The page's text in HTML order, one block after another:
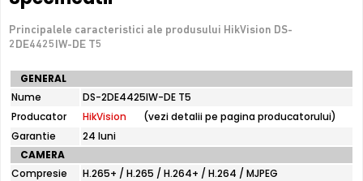
Fara microfon/difuzor — nu inregistreaza audio
e-Camere.ro recomanda acest produs pentru:
perimetre mari: curti, depozite, spatii industriale;
instalari profesionale cu cablare UTP structurata.
Principalele caracteristici ale produsului HikVision DS-
2DE4425IW-DE T5
Specificatii
tehnice
HikVision
DS-
2DE4425IW-
DE
T5
GENERAL
Nume
DS-2DE4425IW-DE T5
Producator
HikVision
(vezi detalii pe pagina producatorului)
Garantie
24 luni
CAMERA
Compresie
H.265+ / H.265 / H.264+ / H.264 / MJPEG